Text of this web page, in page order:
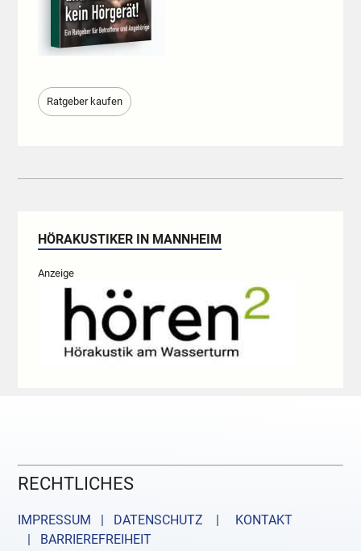
Ratgeber kaufen
HÖRAKUSTIKER IN MANNHEIM
Anzeige
RECHTLICHES
IMPRESSUM | DATENSCHUTZ |
KONTAKT
| BARRIEREFREIHEIT